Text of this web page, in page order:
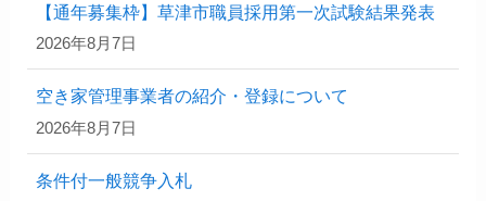
【通年募集枠】草津市職員採用第一次試験結果発表
2026年8月7日
空き家管理事業者の紹介・登録について
2026年8月7日
条件付一般競争入札